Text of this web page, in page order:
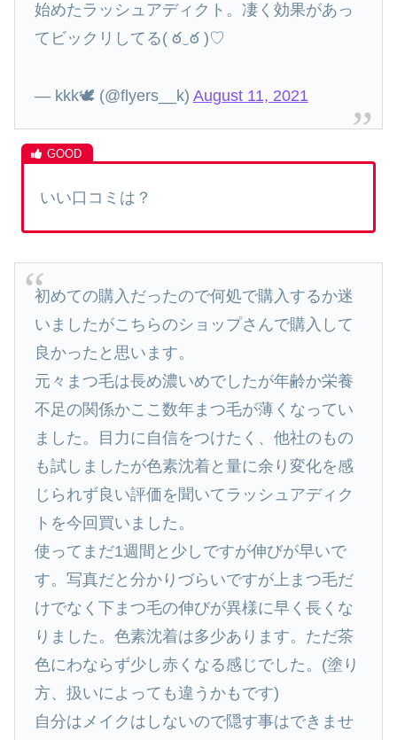
始めたラッシュアディクト。凄く効果があっ
てビックリしてる( ఠ‿ఠ )♡
— kkk🕊 (@flyers__k) August 11, 2021
いい口コミは？
初めての購入だったので何処で購入するか迷
いましたがこちらのショップさんで購入して
良かったと思います。
元々まつ毛は長め濃いめでしたが年齢か栄養
不足の関係かここ数年まつ毛が薄くなってい
ました。目力に自信をつけたく、他社のもの
も試しましたが色素沈着と量に余り変化を感
じられず良い評価を聞いてラッシュアディク
トを今回買いました。
使ってまだ1週間と少しですが伸びが早いで
す。写真だと分かりづらいですが上まつ毛だ
けでなく下まつ毛の伸びが異様に早く長くな
りました。色素沈着は多少あります。ただ茶
色にわならず少し赤くなる感じでした。(塗り
方、扱いによっても違うかもです)
自分はメイクはしないので隠す事はできませ